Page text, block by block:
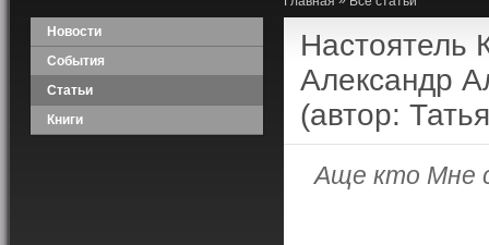
Новости
События
Статьи
Книги
Настоятель
Александр
(автор:
Аще кто Мне